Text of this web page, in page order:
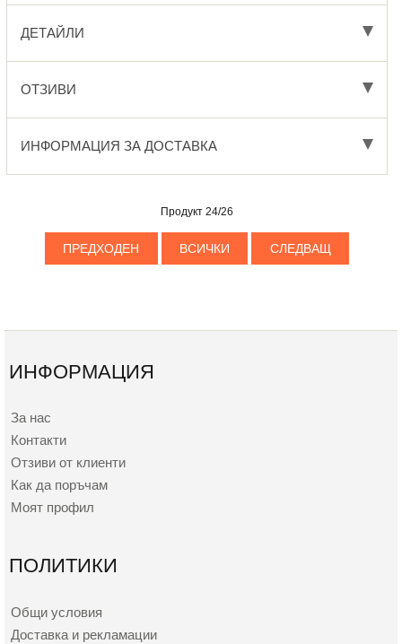
ДЕТАЙЛИ
ОТЗИВИ
ИНФОРМАЦИЯ ЗА ДОСТАВКА
Продукт 24/26
ПРЕДХОДЕН ВСИЧКИ СЛЕДВАЩ
ИНФОРМАЦИЯ
За нас
Контакти
Отзиви от клиенти
Как да поръчам
Моят профил
ПОЛИТИКИ
Общи условия
Доставка и рекламации